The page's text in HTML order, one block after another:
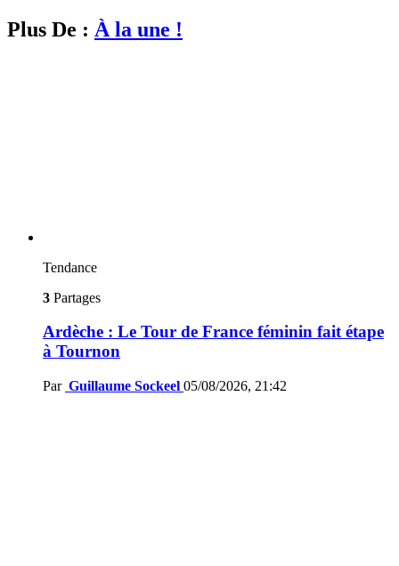
Plus De : À la une !
Tendance
3 Partages
Ardèche : Le Tour de France féminin fait étape
à Tournon
Par Guillaume Sockeel 05/08/2026, 21:42